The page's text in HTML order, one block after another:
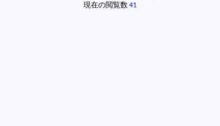
現在の閲覧数 41